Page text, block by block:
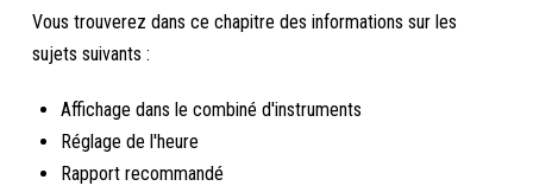
Vous trouverez dans ce chapitre des informations sur les
sujets suivants :
Affichage dans le combiné d'instruments
Réglage de l'heure
Rapport recommandé